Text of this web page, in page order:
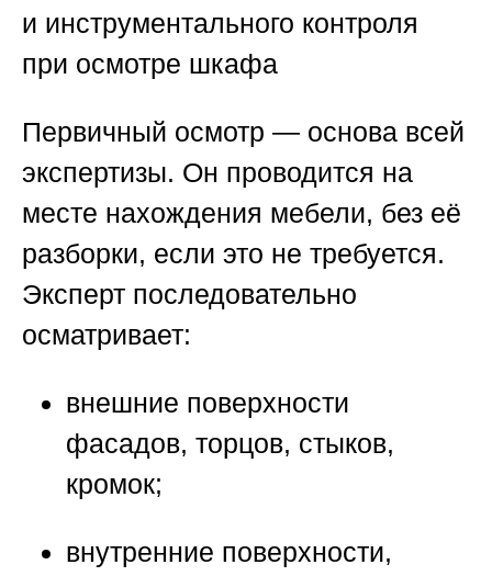
и инструментального контроля
при осмотре шкафа
Первичный осмотр — основа всей
экспертизы. Он проводится на
месте нахождения мебели, без её
разборки, если это не требуется.
Эксперт последовательно
осматривает:
внешние поверхности
фасадов, торцов, стыков,
кромок;
внутренние поверхности,